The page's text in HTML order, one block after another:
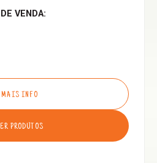
VENDA:
MAIS INFO
PRODUTOS